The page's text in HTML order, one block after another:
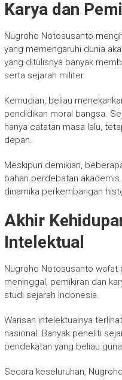
Karya dan
Nugroho Notosusanto
yang memengaruhi dunia
yang ditulisnya banyak
serta sejarah militer.
Kemudian, beliau
pendidikan moral bangsa.
hanya catatan masa lalu,
depan.
Meskipun demikian,
bahan perdebatan
dinamika perkembangan
Akhir
Intelektual
Nugroho Notosusanto wafat
meninggal, pemikiran dan
studi sejarah Indonesia.
Warisan intelektualnya
nasional. Banyak peneliti
pendekatan yang beliau
Secara keseluruhan,